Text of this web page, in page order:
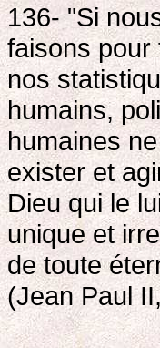
136- "Si
faisons pour
nos
humains,
humaines
exister et
Dieu qui le
unique et
de toute
(Jean Paul